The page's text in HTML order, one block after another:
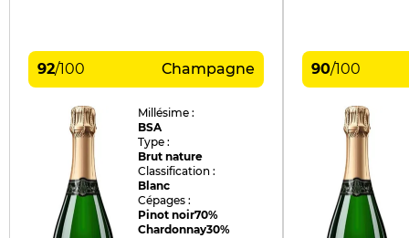
92/100 Champagne
Millésime :
BSA
Type :
Brut nature
Classification :
Blanc
Cépages :
Pinot noir70%
Chardonnay30%
90/100